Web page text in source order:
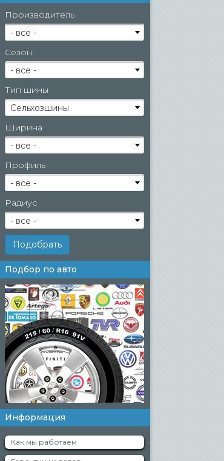
Производитель
- все -
Сезон
- все -
Тип шины
Сельхозшины
Ширина
- все -
Профиль
- все -
Радиус
- все -
Подбор по авто
Информация
Как мы работаем